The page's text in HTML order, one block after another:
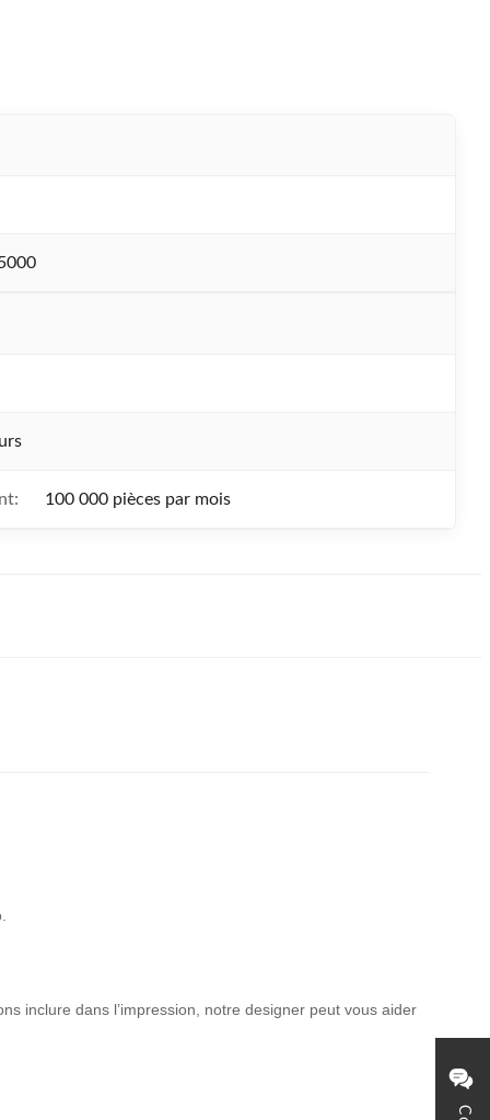
100 000 pièces par mois
inclure dans l’impression, notre designer peut vous aider